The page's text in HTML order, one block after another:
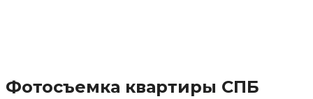
Фотосъемка квартиры СПБ